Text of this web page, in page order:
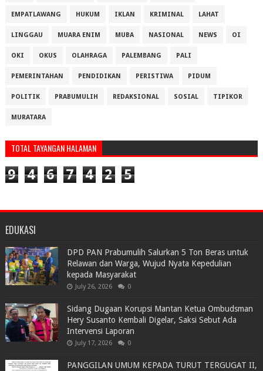
EMPATLAWANG HUKUM IKLAN KRIMINAL LAHAT
LINGGAU MUARA ENIM MUBA NASIONAL NEWS OI
OKI OKUS OLAHRAGA PALEMBANG PALI
PEMERINTAHAN PENDIDIKAN PERISTIWA PIDUM
POLITIK PRABUMULIH REDAKSIONAL SOSIAL TIPIKOR
MURATARA
TOTAL TAYANGAN HALAMAN
9 4 6 7 4 2 5
EDUKASI
DPD PAN Prabumulih Salurkan 5 Ton Beras untuk
Relawan dan Warga, Wujud Nyata Kepedulian
kepada Masyarakat
July 26, 2026 0
Sidang Dugaan Korupsi Mantan Ketua Ombudsman
Hery Susanto Kembali Digelar, Saksi Sebut Ada
Intervensi Laporan
July 17, 2026 0
PANGGILAN UMUM KEPADA TURUT TERGUGAT II,